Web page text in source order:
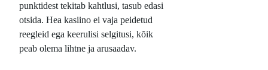
punktidest tekitab kahtlusi, tasub edasi
otsida. Hea kasiino ei vaja peidetud
reegleid ega keerulisi selgitusi, kõik
peab olema lihtne ja arusaadav.